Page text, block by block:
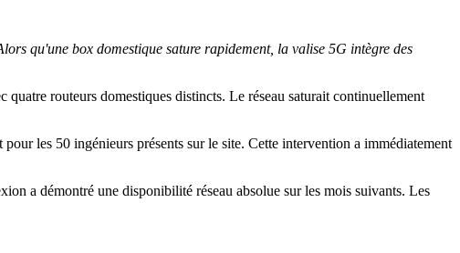
qu'une box domestique sature rapidement, la valise 5G intègre des
routeurs domestiques distincts. Le réseau saturait continuellement
les 50 ingénieurs présents sur le site. Cette intervention a immédiatement
a démontré une disponibilité réseau absolue sur les mois suivants. Les